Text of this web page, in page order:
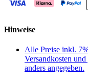
Hinweise
Alle Preise inkl.
Versandkosten
anders angegeben.